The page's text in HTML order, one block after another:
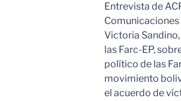
Entrevista de
Comunicaciones
Victoria
las Farc-EP,
político de las
movimiento
el acuerdo de